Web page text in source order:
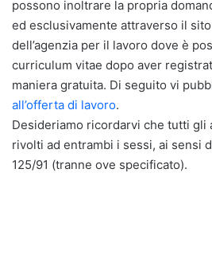
possono inoltrare la propria
ed esclusivamente attraverso il
dell’agenzia per il lavoro dove è
curriculum vitae dopo aver
maniera gratuita. Di seguito vi
all’offerta di lavoro.
Desideriamo ricordarvi che tutti gli
rivolti ad entrambi i sessi, ai sensi
125/91 (tranne ove specificato).